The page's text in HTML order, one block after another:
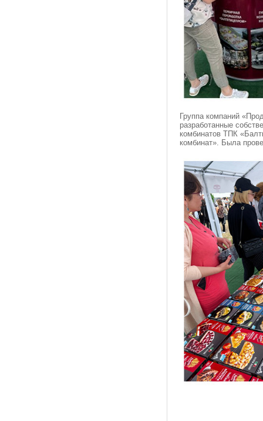
Группа компаний
разработанные
комбинатов ТПК
комбинат». Была